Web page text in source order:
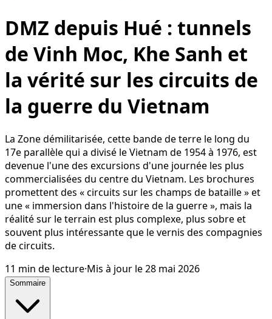
DMZ depuis Hué : tunnels
de Vinh Moc, Khe Sanh et
la vérité sur les circuits de
la guerre du Vietnam
La Zone démilitarisée, cette bande de terre le long du
17e parallèle qui a divisé le Vietnam de 1954 à 1976, est
devenue l'une des excursions d'une journée les plus
commercialisées du centre du Vietnam. Les brochures
promettent des « circuits sur les champs de bataille » et
une « immersion dans l'histoire de la guerre », mais la
réalité sur le terrain est plus complexe, plus sobre et
souvent plus intéressante que le vernis des compagnies
de circuits.
11 min de lecture·Mis à jour le28 mai 2026
Sommaire